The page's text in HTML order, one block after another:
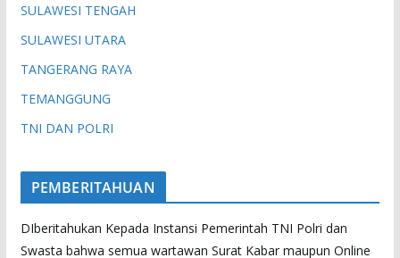
SULAWESI TENGAH
SULAWESI UTARA
TANGERANG RAYA
TEMANGGUNG
TNI DAN POLRI
PEMBERITAHUAN
DIberitahukan Kepada Instansi Pemerintah TNI Polri dan
Swasta bahwa semua wartawan Surat Kabar maupun Online